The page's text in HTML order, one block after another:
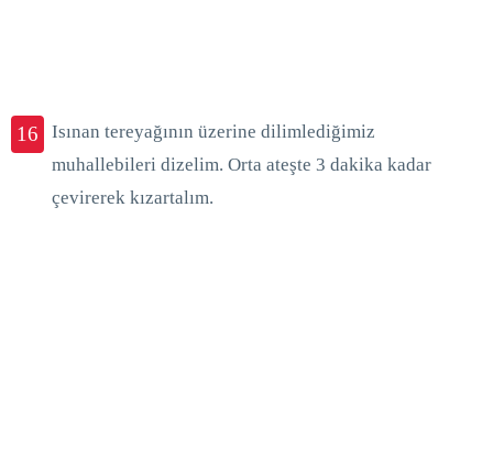
16
Isınan tereyağının üzerine dilimlediğimiz
muhallebileri dizelim. Orta ateşte 3 dakika kadar
çevirerek kızartalım.